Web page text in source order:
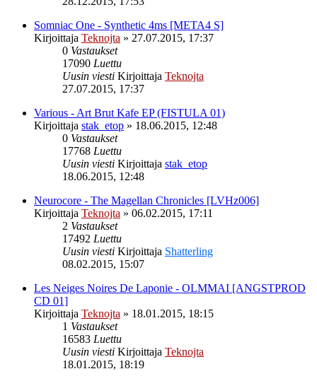
Somniac One - Synthetic 4ms [META4 S]
Kirjoittaja Teknojta » 27.07.2015, 17:37
0 Vastaukset
17090 Luettu
Uusin viesti Kirjoittaja Teknojta
27.07.2015, 17:37
Various - Art Brut Kafe EP (FISTULA 01)
Kirjoittaja stak_etop » 18.06.2015, 12:48
0 Vastaukset
17768 Luettu
Uusin viesti Kirjoittaja stak_etop
18.06.2015, 12:48
Neurocore - The Magellan Chronicles [LVHz006]
Kirjoittaja Teknojta » 06.02.2015, 17:11
2 Vastaukset
17492 Luettu
Uusin viesti Kirjoittaja Shatterling
08.02.2015, 15:07
Les Neiges Noires De Laponie - OLMMAI [ANGSTPROD
CD 01]
Kirjoittaja Teknojta » 18.01.2015, 18:15
1 Vastaukset
16583 Luettu
Uusin viesti Kirjoittaja Teknojta
18.01.2015, 18:19